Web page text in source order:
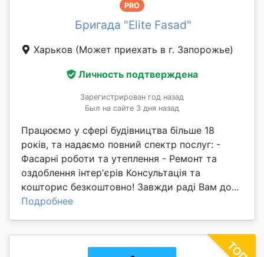
PRO
Бригада "Elite Fasad"
Харьков (Может приехать в г. Запорожье)
Личность подтверждена
Зарегистрирован год назад
Был на сайте 3 дня назад
Працюємо у сфері будівництва більше 18
років, та надаємо повний спектр послуг: -
Фасарні роботи та утеплення - Ремонт та
оздоблення інтерʼєрів Консультація та
кошторис безкоштовно! Завжди раді Вам до...
Подробнее